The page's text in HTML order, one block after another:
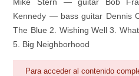
Área personal
Mike Stern — guitar Bob
Kennedy — bass guitar Dennis
The Blue 2. Wishing Well 3.
5. Big Neighborhood
Para acceder al contenido